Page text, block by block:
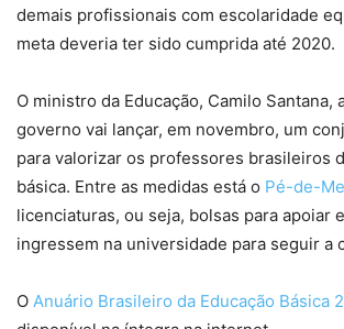
demais profissionais com escolaridade
meta deveria ter sido cumprida até 2020.
O ministro da Educação, Camilo Santana,
governo vai lançar, em novembro, um
para valorizar os professores brasileiros
básica. Entre as medidas está o Pé-de-
licenciaturas, ou seja, bolsas para apoiar
ingressem na universidade para seguir a
O Anuário Brasileiro da Educação Básica